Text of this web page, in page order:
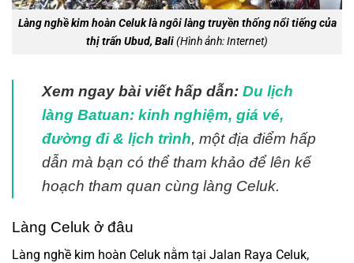
Làng nghề kim hoàn Celuk là ngôi làng truyền thống nổi tiếng của
thị trấn Ubud, Bali(Hình ảnh: Internet)
Xem ngay bài viết hấp dẫn: Du lịch
làng Batuan: kinh nghiệm, giá vé,
đường đi & lịch trình, một địa điểm hấp
dẫn mà bạn có thể tham khảo để lên kế
hoạch tham quan cùng làng Celuk.
Làng Celuk ở đâu
Làng nghề kim hoàn Celuk nằm tại Jalan Raya Celuk,